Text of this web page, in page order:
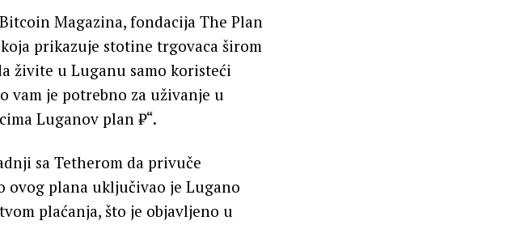
Magazina, fondacija The Plan
prikazuje stotine trgovaca širom
živite u Luganu samo koristeći
vam je potrebno za uživanje u
Luganov plan ₿“.
sa Tetherom da privuče
ovog plana uključivao je Lugano
plaćanja, što je objavljeno u